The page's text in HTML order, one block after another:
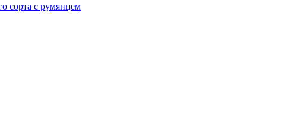
сорта с румянцем